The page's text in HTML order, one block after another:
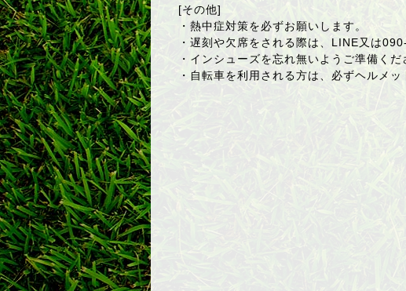
[その他]
・熱中症対策を必ずお願いします。
・遅刻や欠席をされる際は、LINE又は
・インシューズを忘れ無いようご準備くだ
・自転車を利用される方は、必ずヘルメッ